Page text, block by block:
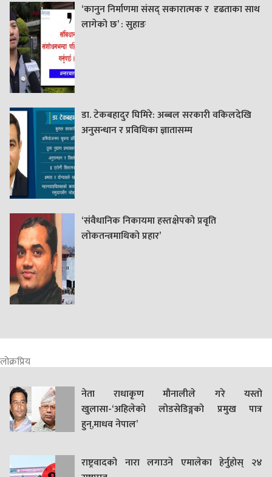
‘कानुन निर्माणमा संसद् सकारात्मक र दृढताका साथ
लागेको छ’ : सुहाङ
डा. टेकबहादुर घिमिरे: अब्बल सरकारी वकिलदेखि
अनुसन्धान र प्रविधिका ज्ञातासम्म
‘संवैधानिक निकायमा हस्तक्षेपको प्रवृति
लोकतन्त्रमाथिको प्रहार’
लोक्रप्रिय
नेता राधाकृण मौनालीले गरे यस्तो
खुलासा-‘अहिलेको लोडसेडिङ्गको प्रमुख पात्र
हुन्,माधव नेपाल’
राष्ट्रवादको नारा लगाउने एमालेका हेर्नुहोस् २४